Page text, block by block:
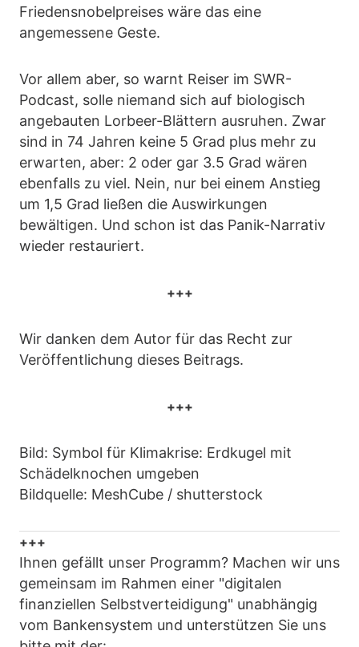
Friedensnobelpreises wäre das eine
angemessene Geste.
Vor allem aber, so warnt Reiser im SWR-
Podcast, solle niemand sich auf biologisch
angebauten Lorbeer-Blättern ausruhen. Zwar
sind in 74 Jahren keine 5 Grad plus mehr zu
erwarten, aber: 2 oder gar 3.5 Grad wären
ebenfalls zu viel. Nein, nur bei einem Anstieg
um 1,5 Grad ließen die Auswirkungen
bewältigen. Und schon ist das Panik-Narrativ
wieder restauriert.
+++
Wir danken dem Autor für das Recht zur
Veröffentlichung dieses Beitrags.
+++
Bild: Symbol für Klimakrise: Erdkugel mit
Schädelknochen umgeben
Bildquelle: MeshCube / shutterstock
+++
Ihnen gefällt unser Programm? Machen wir uns
gemeinsam im Rahmen einer "digitalen
finanziellen Selbstverteidigung" unabhängig
vom Bankensystem und unterstützen Sie uns